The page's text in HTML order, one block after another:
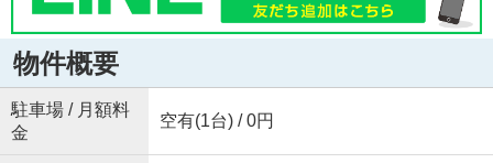
物件概要
駐車場 / 月額料
金
空有(1台) / 0円